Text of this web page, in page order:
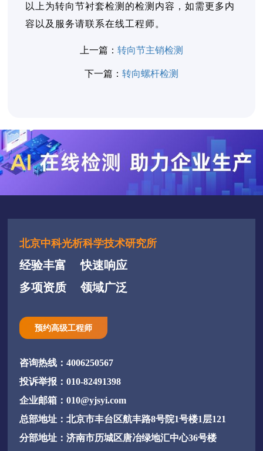
以上为转向节衬套检测的检测内容，如需更多内
容以及服务请联系在线工程师。
上一篇： 转向节主销检测
下一篇： 转向螺杆检测
北京中科光析科学技术研究所
经验丰富
快速响应
多项资质
领域广泛
预约高级工程师
咨询热线：4006250567
投诉举报：010-82491398
企业邮箱：010@yjsyi.com
总部地址：北京市丰台区航丰路8号院1号楼1层121
分部地址：济南市历城区唐冶绿地汇中心36号楼